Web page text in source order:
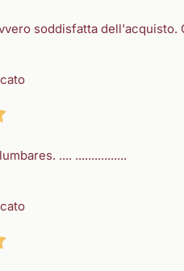
soddisfatta dell'acquisto.
.... ................